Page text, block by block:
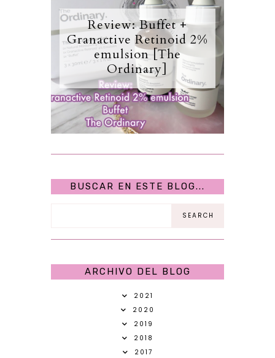
Review: Buffet +
Granactive Retinoid 2%
emulsion [The
Ordinary]
BUSCAR EN ESTE BLOG...
ARCHIVO DEL BLOG
2021
2020
2019
2018
2017